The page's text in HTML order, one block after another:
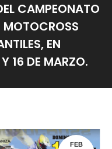
CAMPEONATO
MOTOCROSS
EN
16 DE MARZO.
FEB